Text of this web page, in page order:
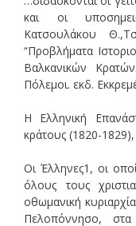
και οι
Κατσουλάκου
“Προβλήματα
Βαλκανικών
Πόλεμοι. εκδ.
Η Ελληνική
κράτους (1820-1829),
Οι Έλληνες1, οι
όλους τους
οθωμανική
Πελοπόννησο,